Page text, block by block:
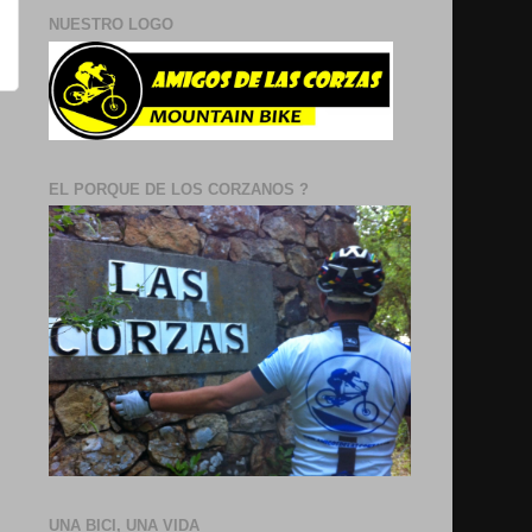
NUESTRO LOGO
EL PORQUE DE LOS CORZANOS ?
UNA BICI, UNA VIDA